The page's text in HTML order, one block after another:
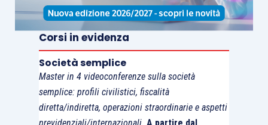
Corsi in evidenza
Società semplice
Master in 4 videoconferenze sulla società
semplice: profili civilistici, fiscalità
diretta/indiretta, operazioni straordinarie e aspetti